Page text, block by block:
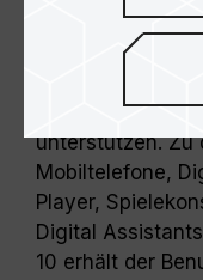
Zusammen mit
die microSDHC
auf dem Markt
kompatibel, die
unterstützen. Zu
Mobiltelefone,
Player,
Digital
10 erhält der